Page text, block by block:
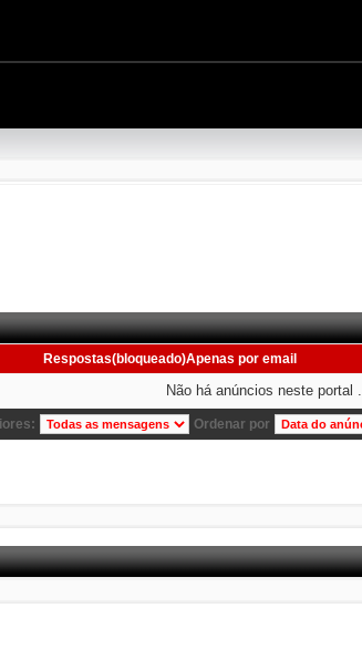
Respostas(bloqueado)Apenas por email
Não há anúncios neste portal .
Ordenar por